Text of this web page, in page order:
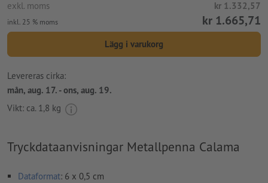
exkl. moms kr 1.332,57
inkl. 25 % moms kr 1.665,71
Lägg i varukorg
Levereras cirka:
mån, aug. 17. - ons, aug. 19.
Vikt: ca. 1,8 kg
Tryckdataanvisningar Metallpenna Calama
Dataformat: 6 x 0,5 cm